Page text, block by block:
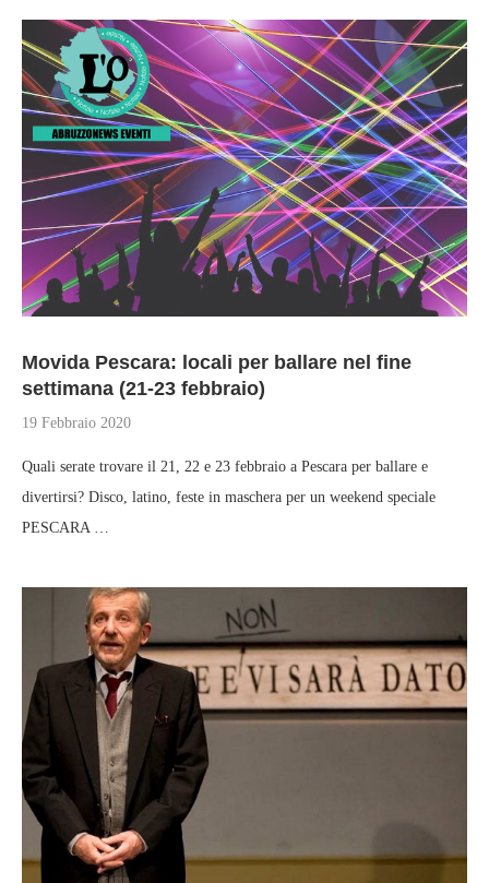
Movida Pescara: locali per ballare nel fine
settimana (21-23 febbraio)
19 Febbraio 2020
Quali serate trovare il 21, 22 e 23 febbraio a Pescara per ballare e
divertirsi? Disco, latino, feste in maschera per un weekend speciale
PESCARA …